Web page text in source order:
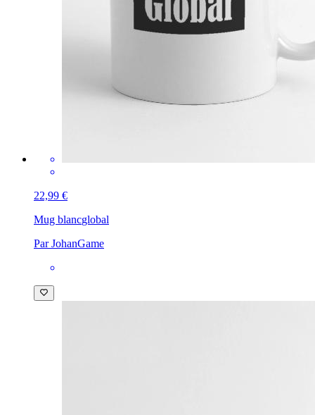
22,99 €
Mug blancglobal
Par JohanGame